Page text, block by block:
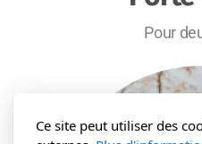
Pour
Ce site peut utiliser des